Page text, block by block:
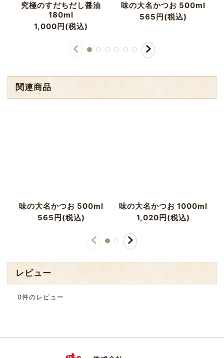
究極のすだちだし醤油
180ml
1,000円(税込)
味の大名かつお 500ml
565円(税込)
関連商品
味の大名かつお 500ml
565円(税込)
味の大名かつお 1000ml
1,020円(税込)
レビュー
0件のレビュー